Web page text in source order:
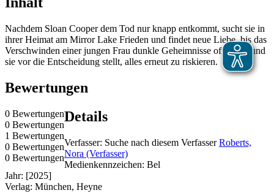
Nachdem Sloan Cooper dem Tod nur knapp entkommt, sucht sie in
ihrer Heimat am Mirror Lake Frieden und findet neue Liebe, bis das
Verschwinden einer jungen Frau dunkle Geheimnisse offenbart und
sie vor die Entscheidung stellt, alles erneut zu riskieren.
Bewertungen
0 Bewertungen
0 Bewertungen
1 Bewertungen
0 Bewertungen
0 Bewertungen
Details
Verfasser: Suche nach diesem Verfasser Roberts,
Nora (Verfasser)
Medienkennzeichen: Bel
Jahr: [2025]
Verlag: München, Heyne